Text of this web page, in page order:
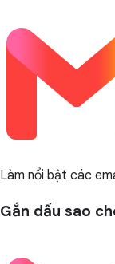
Làm nổi bật các
Gắn dấu sao